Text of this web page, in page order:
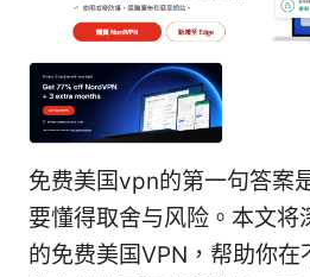
免费美国vpn的第一句答案
要懂得取舍与风险。本文将
的免费美国VPN，帮助你在